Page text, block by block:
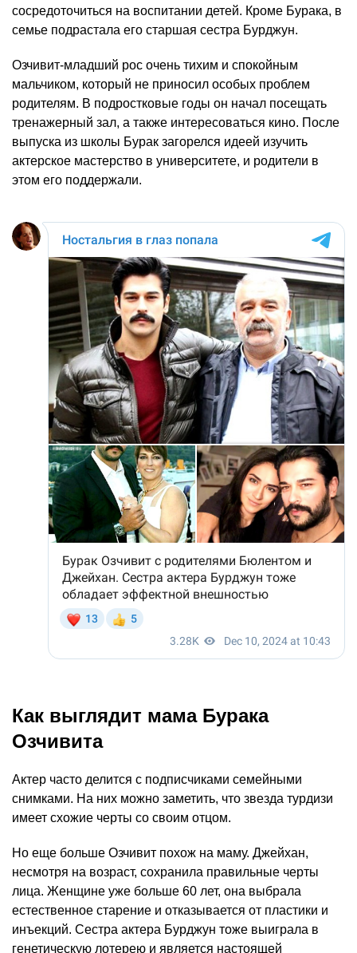
сосредоточиться на воспитании детей. Кроме Бурака, в
семье подрастала его старшая сестра Бурджун.
Озчивит-младший рос очень тихим и спокойным
мальчиком, который не приносил особых проблем
родителям. В подростковые годы он начал посещать
тренажерный зал, а также интересоваться кино. После
выпуска из школы Бурак загорелся идеей изучить
актерское мастерство в университете, и родители в
этом его поддержали.
Как выглядит мама Бурака
Озчивита
Актер часто делится с подписчиками семейными
снимками. На них можно заметить, что звезда турдизи
имеет схожие черты со своим отцом.
Но еще больше Озчивит похож на маму. Джейхан,
несмотря на возраст, сохранила правильные черты
лица. Женщине уже больше 60 лет, она выбрала
естественное старение и отказывается от пластики и
инъекций. Сестра актера Бурджун тоже выиграла в
генетическую лотерею и является настоящей